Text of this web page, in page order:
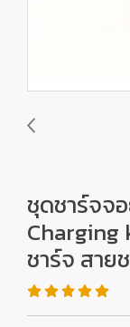
ชุดชาร์จจ
Charging
ชาร์จ สาย